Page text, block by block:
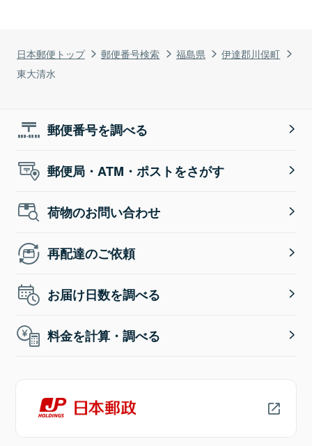
日本郵便トップ 郵便番号検索 福島県
伊達郡川俣町
東大清水
郵便番号を調べる
郵便局・ATM・ポストをさがす
荷物のお問い合わせ
再配達のご依頼
お届け日数を調べる
料金を計算・調べる